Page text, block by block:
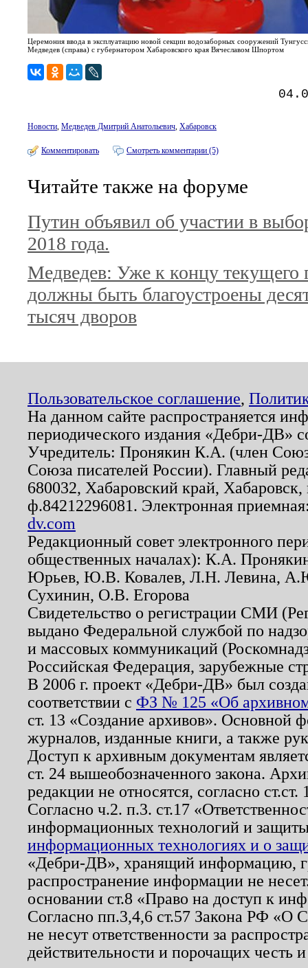
Церемония ввода в эксплуатацию новой секции водозаборных сооружений
Медведев (справа) с губернатором Хабаровского края Вячеславом Шпортом
Новости, Медведев Дмитрий Анатольевич, Хабаровск
Комментировать Смотреть комментарии (5)
Читайте также на форуме
Путин объявил об участии в
2018 года.
Медведев: Уже к концу текущего
должны быть благоустроены
тысяч дворов
Пользовательское соглашение,
На данном сайте распространяется
периодического издания «Дебри-ДВ»
Учредитель: Пронякин К.А. (член
Союза писателей России). Главный
680032, Хабаровский край,
ф.84212296081. Электронная
dv.com
Редакционный совет электронного
общественных началах): К.А.
Юрьев, Ю.В. Ковалев, Л.Н. Левина,
Сухинин, О.В. Егорова
Свидетельство о регистрации СМИ
выдано Федеральной службой по
и массовых коммуникаций
Российская Федерация, зарубежные
В 2006 г. проект «Дебри-ДВ» был
соответствии с ФЗ № 125 «Об
ст. 13 «Создание архивов». Основной
журналов, изданные книги, а также
Доступ к архивным документам
ст. 24 вышеобозначенного закона.
редакции не относятся, согласно
Согласно ч.2. п.3. ст.17
информационных технологий и
информационных технологиях и о
«Дебри-ДВ», хранящий информацию,
распространение информации не
основании ст.8 «Право на доступ к
Согласно пп.3,4,6 ст.57 Закона РФ «О
не несут ответственности за
действительности и порочащих честь